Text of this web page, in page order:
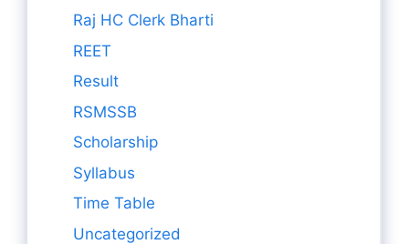
Raj HC Clerk Bharti
REET
Result
RSMSSB
Scholarship
Syllabus
Time Table
Uncategorized